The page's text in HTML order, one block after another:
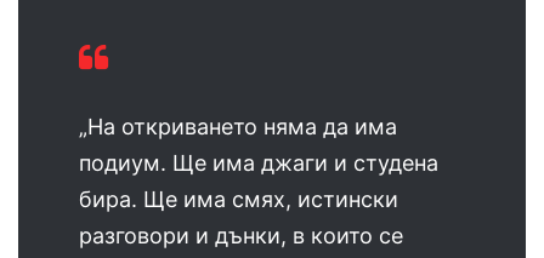
„На откриването няма да има
подиум. Ще има джаги и студена
бира. Ще има смях, истински
разговори и дънки, в които се